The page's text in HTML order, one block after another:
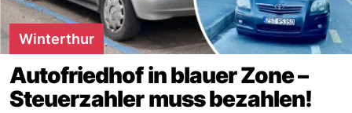
Winterthur
Autofriedhof in blauer Zone –
Steuerzahler muss bezahlen!